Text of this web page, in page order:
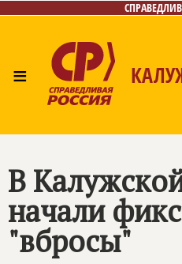
≡
В
начали
"вбросы"